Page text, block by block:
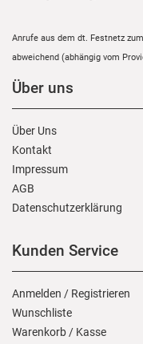
Anrufe aus dem dt. Festnetz
abweichend (abhängig vom
Über uns
Über Uns
Kontakt
Impressum
AGB
Daten­schutz­erklärung
Kunden Service
Anmelden / Registrieren
Wunschliste
Warenkorb / Kasse